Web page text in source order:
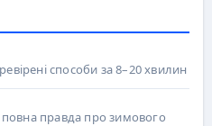
способи за 8–20 хвилин
повна правда про зимового